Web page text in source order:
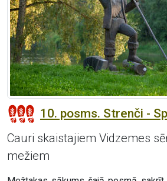
10. posms. Strenči -
Cauri skaistajiem Vidzemes
mežiem